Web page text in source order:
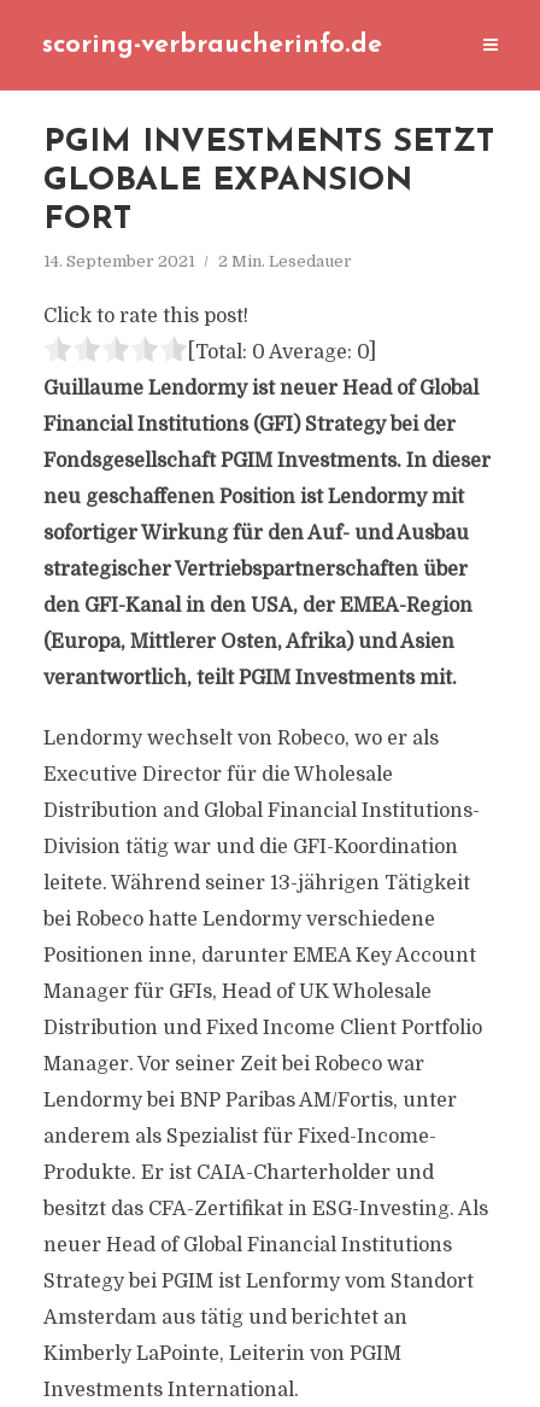
scoring-verbraucherinfo.de
PGIM INVESTMENTS SETZT
GLOBALE EXPANSION
FORT
14. September 2021 2 Min. Lesedauer
Click to rate this post!
[Total: 0 Average: 0]
Guillaume Lendormy ist neuer Head of Global
Financial Institutions (GFI) Strategy bei der
Fondsgesellschaft PGIM Investments. In dieser
neu geschaffenen Position ist Lendormy mit
sofortiger Wirkung für den Auf- und Ausbau
strategischer Vertriebspartnerschaften über
den GFI-Kanal in den USA, der EMEA-Region
(Europa, Mittlerer Osten, Afrika) und Asien
verantwortlich, teilt PGIM Investments mit.
Lendormy wechselt von Robeco, wo er als
Executive Director für die Wholesale
Distribution and Global Financial Institutions-
Division tätig war und die GFI-Koordination
leitete. Während seiner 13-jährigen Tätigkeit
bei Robeco hatte Lendormy verschiedene
Positionen inne, darunter EMEA Key Account
Manager für GFIs, Head of UK Wholesale
Distribution und Fixed Income Client Portfolio
Manager. Vor seiner Zeit bei Robeco war
Lendormy bei BNP Paribas AM/Fortis, unter
anderem als Spezialist für Fixed-Income-
Produkte. Er ist CAIA-Charterholder und
besitzt das CFA-Zertifikat in ESG-Investing. Als
neuer Head of Global Financial Institutions
Strategy bei PGIM ist Lenformy vom Standort
Amsterdam aus tätig und berichtet an
Kimberly LaPointe, Leiterin von PGIM
Investments International.